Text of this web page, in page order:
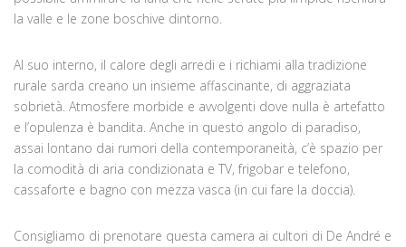
la valle e le zone boschive dintorno.
Al suo interno, il calore degli arredi e i richiami alla tradizione
rurale sarda creano un insieme affascinante, di aggraziata
sobrietà. Atmosfere morbide e avvolgenti dove nulla è artefatto
e l’opulenza è bandita. Anche in questo angolo di paradiso,
assai lontano dai rumori della contemporaneità, c’è spazio per
la comodità di aria condizionata e TV, frigobar e telefono,
cassaforte e bagno con mezza vasca (in cui fare la doccia).
Consigliamo di prenotare questa camera ai cultori di De André e